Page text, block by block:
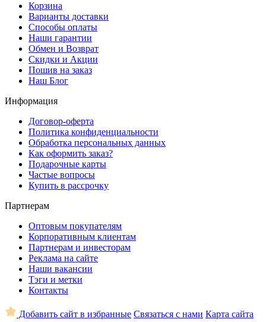
Корзина
Варианты доставки
Способы оплаты
Наши гарантии
Обмен и Возврат
Скидки и Акции
Пошив на заказ
Наш Блог
Информация
Договор-оферта
Политика конфиденциальности
Обработка персональных данных
Как оформить заказ?
Подарочные карты
Частые вопросы
Купить в рассрочку
Партнерам
Оптовым покупателям
Корпоративным клиентам
Партнерам и инвесторам
Реклама на сайте
Наши вакансии
Тэги и метки
Контакты
Добавить сайт в избранные Связаться с нами Карта сайта